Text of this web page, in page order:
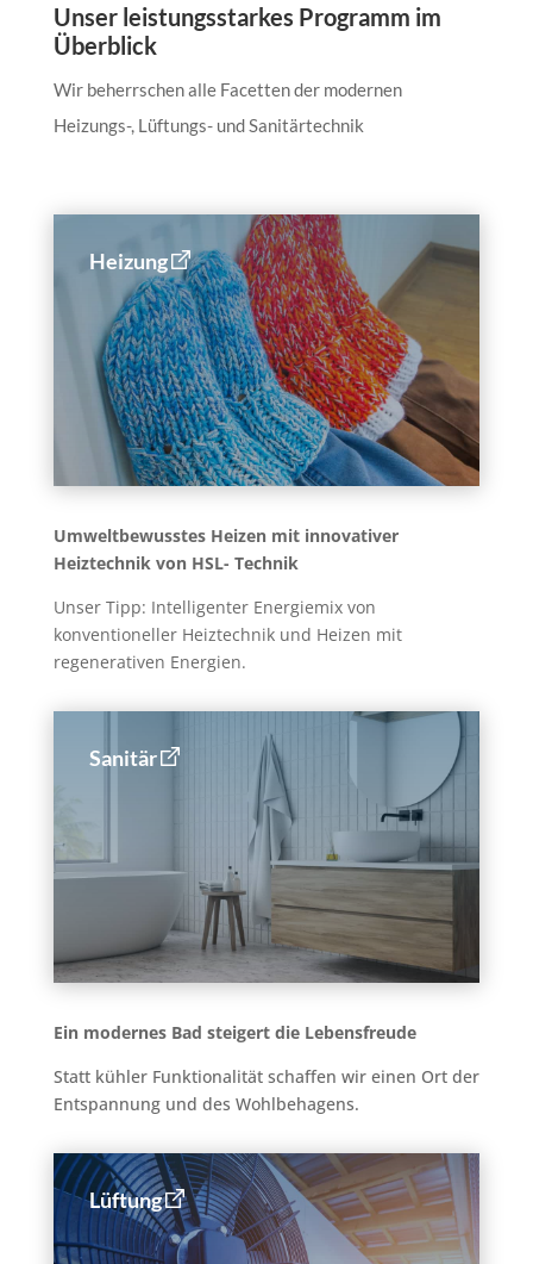
Unser leistungsstarkes Programm im
Überblick
Wir beherrschen alle Facetten der modernen
Heizungs-, Lüftungs- und Sanitärtechnik
Heizung
Umweltbewusstes Heizen mit innovativer
Heiztechnik von HSL- Technik
Unser Tipp: Intelligenter Energiemix von
konventioneller Heiztechnik und Heizen mit
regenerativen Energien.
Sanitär
Ein modernes Bad steigert die Lebensfreude
Statt kühler Funktionalität schaffen wir einen Ort der
Entspannung und des Wohlbehagens.
Lüftung